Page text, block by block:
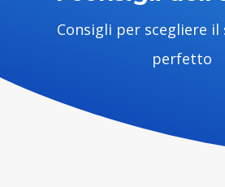
Consigli per scegliere
perfetto